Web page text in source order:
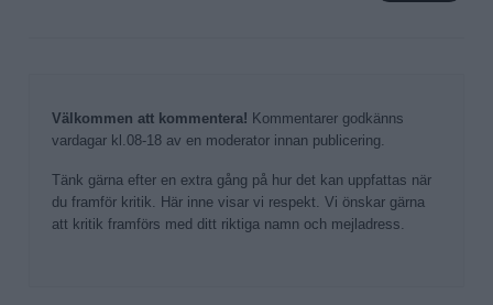
Välkommen att kommentera! Kommentarer godkänns
vardagar kl.08-18 av en moderator innan publicering.
Tänk gärna efter en extra gång på hur det kan uppfattas när
du framför kritik. Här inne visar vi respekt. Vi önskar gärna
att kritik framförs med ditt riktiga namn och mejladress.